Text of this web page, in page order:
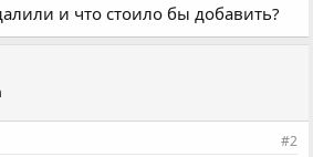
и что стоило бы добавить?
#2